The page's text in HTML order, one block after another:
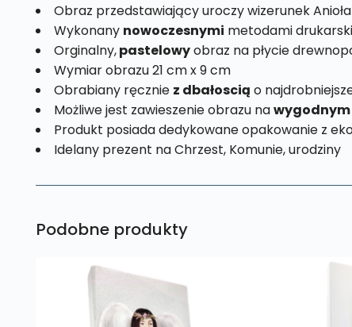
Obraz przedstawiający uroczy wizerunek
Wykonany nowoczesnymi metodami
Orginalny,pastelowyobraz na płycie
Wymiar obrazu 21 cm x 9 cm
Obrabiany ręcznie z dbałoscią o
Możliwe jest zawieszenie obrazu na
Produkt posiada dedykowane opakowanie z
Idelany prezent na Chrzest, Komunie, urodziny
Podobne produkty